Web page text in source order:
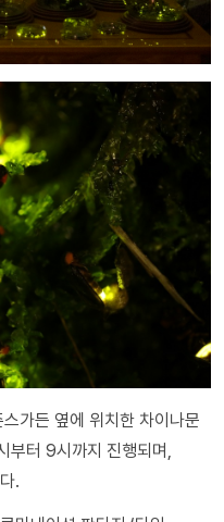
가든 옆에 위치한 차이나문
부터 9시까지 진행되며,
.